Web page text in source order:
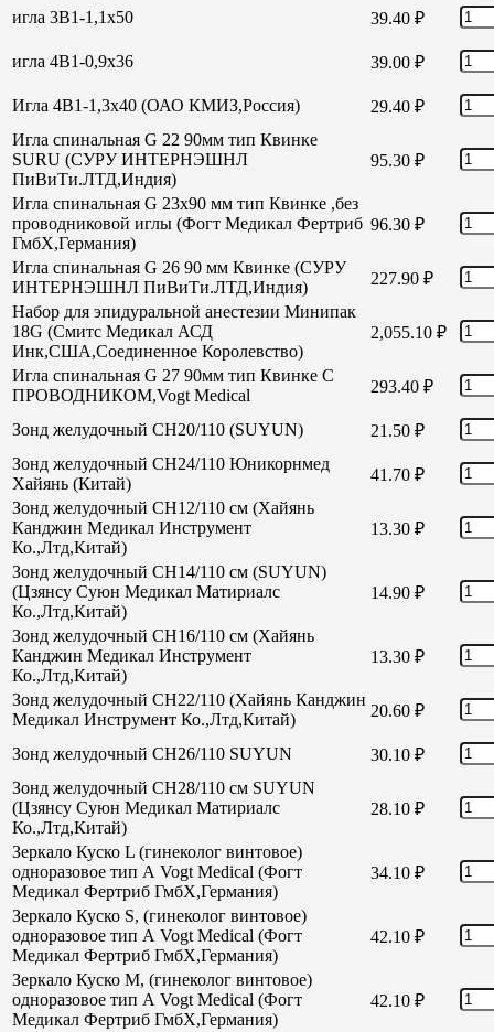
игла 3В1-1,1х50 39.40 ₽
игла 4В1-0,9х36 39.00 ₽
Игла 4В1-1,3х40 (ОАО КМИЗ,Россия) 29.40 ₽
Игла спинальная G 22 90мм тип Квинке
SURU (СУРУ ИНТЕРНЭШНЛ
ПиВиТи.ЛТД,Индия)
95.30 ₽
Игла спинальная G 23х90 мм тип Квинке ,без
проводниковой иглы (Фогт Медикал Фертриб
ГмбХ,Германия)
96.30 ₽
Игла спинальная G 26 90 мм Квинке (СУРУ
ИНТЕРНЭШНЛ ПиВиТи.ЛТД,Индия)
227.90 ₽
Набор для эпидуральной анестезии Минипак
18G (Смитс Медикал АСД
Инк,США,Соединенное Королевство)
2,055.10 ₽
Игла спинальная G 27 90мм тип Квинке С
ПРОВОДНИКОМ,Vogt Medical
293.40 ₽
Зонд желудочный СН20/110 (SUYUN) 21.50 ₽
Зонд желудочный СН24/110 Юникорнмед
Хайянь (Китай)
41.70 ₽
Зонд желудочный CH12/110 см (Хайянь
Канджин Медикал Инструмент
Ко.,Лтд,Китай)
13.30 ₽
Зонд желудочный CH14/110 см (SUYUN)
(Цзянсу Суюн Медикал Матириалс
Ко.,Лтд,Китай)
14.90 ₽
Зонд желудочный CH16/110 см (Хайянь
Канджин Медикал Инструмент
Ко.,Лтд,Китай)
13.30 ₽
Зонд желудочный СН22/110 (Хайянь Канджин
Медикал Инструмент Ко.,Лтд,Китай)
20.60 ₽
Зонд желудочный СН26/110 SUYUN 30.10 ₽
Зонд желудочный СН28/110 см SUYUN
(Цзянсу Суюн Медикал Матириалс
Ко.,Лтд,Китай)
28.10 ₽
Зеркало Куско L (гинеколог винтовое)
одноразовое тип А Vogt Medical (Фогт
Медикал Фертриб ГмбХ,Германия)
34.10 ₽
Зеркало Куско S, (гинеколог винтовое)
одноразовое тип А Vogt Medical (Фогт
Медикал Фертриб ГмбХ,Германия)
42.10 ₽
Зеркало Куско М, (гинеколог винтовое)
одноразовое тип А Vogt Medical (Фогт
Медикал Фертриб ГмбХ,Германия)
42.10 ₽